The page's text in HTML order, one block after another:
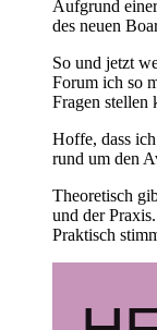
Aufgrund
des neuen
So und jetzt
Forum ich so
Fragen stellen
Hoffe, dass
rund um den
Theoretisch
und der Praxis.
Praktisch